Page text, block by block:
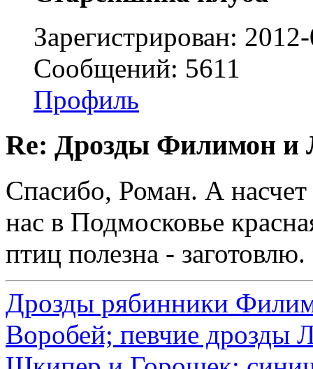
Зарегистрирован:
Сообщений: 5611
Профиль
Re: Дрозды Филимон и
Спасибо, Роман. А
нас в Подмосковье
птиц полезна - заготовлю.
Дрозды рябинники
Воробей; певчие дрозды